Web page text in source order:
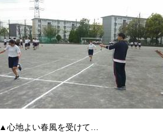
い春風を受けて…